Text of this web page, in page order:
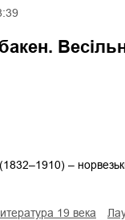
–
литература 19 века